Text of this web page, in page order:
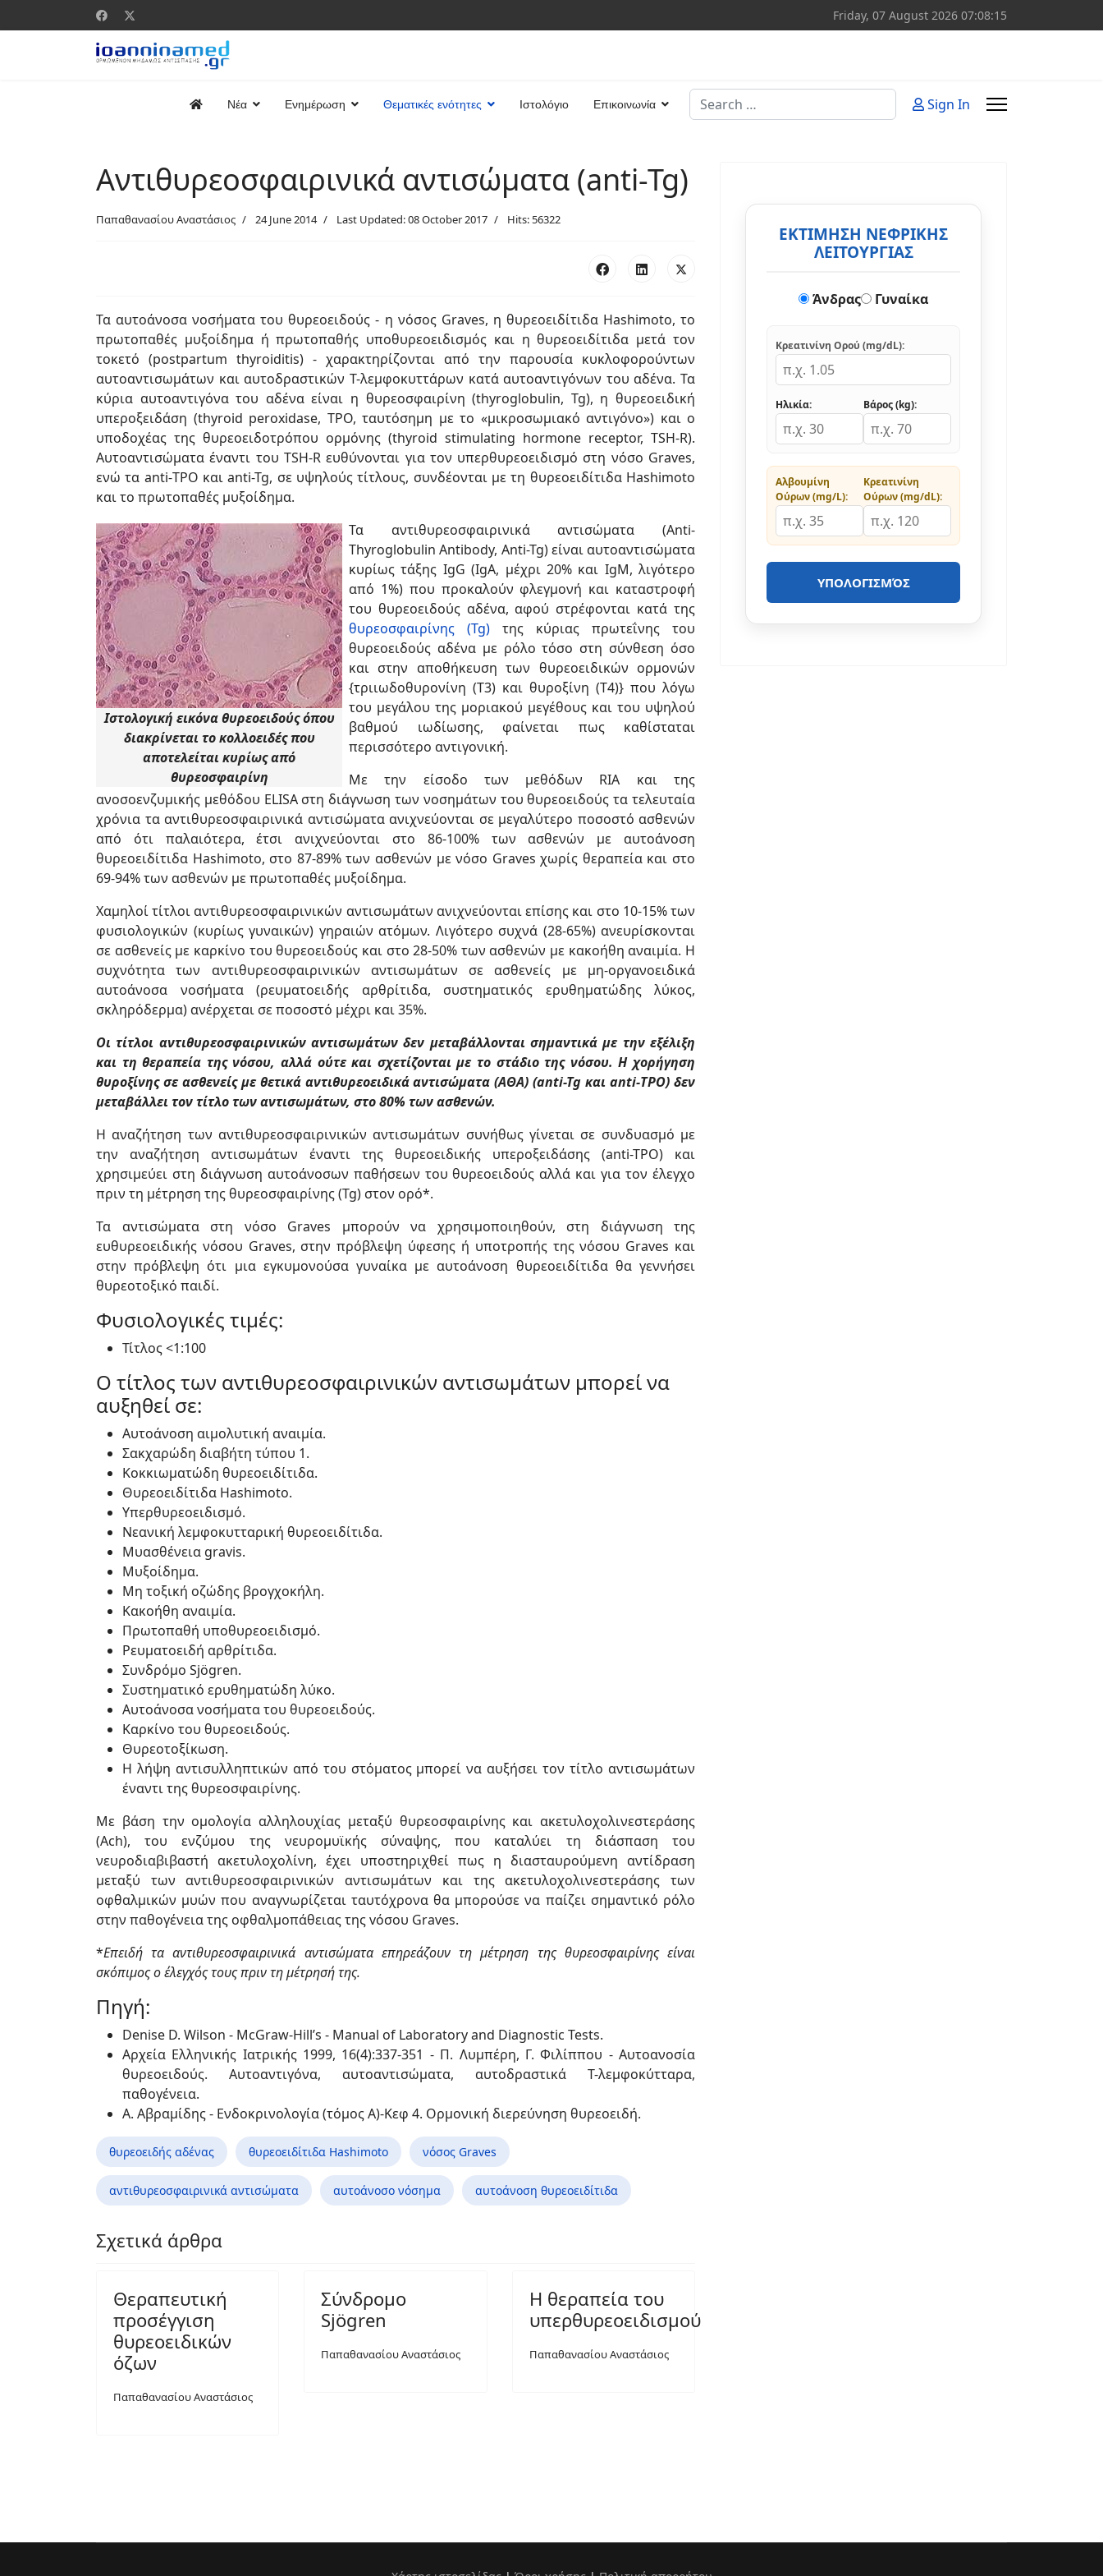
Friday, 07 August 2026 07:08:16
Νέα Ενημέρωση Θεματικές ενότητες Ιστολόγιο Επικοινωνία
Search
Sign In
Αντιθυρεοσφαιρινικά αντισώματα (anti-Tg)
Παπαθανασίου Αναστάσιος 24 June 2014 Last Updated: 08 October 2017 Hits: 56322
Τα αυτοάνοσα νοσήματα του θυρεοειδούς - η νόσος Graves, η θυρεοειδίτιδα Hashimoto, το
πρωτοπαθές μυξοίδημα ή πρωτοπαθής υποθυρεοειδισμός και η θυρεοειδίτιδα μετά τον
τοκετό (postpartum thyroiditis) - χαρακτηρίζονται από την παρουσία κυκλοφορούντων
αυτοαντισωμάτων και αυτοδραστικών Τ-λεμφοκυττάρων κατά αυτοαντιγόνων του αδένα. Τα
κύρια αυτοαντιγόνα του αδένα είναι η θυρεοσφαιρίνη (thyroglobulin, Tg), η θυρεοειδική
υπεροξειδάση (thyroid peroxidase, TPO, ταυτόσημη με το «μικροσωμιακό αντιγόνο») και ο
υποδοχέας της θυρεοειδοτρόπου ορμόνης (thyroid stimulating hormone receptor, TSH-R).
Αυτοαντισώματα έναντι του TSH-R ευθύνονται για τον υπερθυρεοειδισμό στη νόσο Graves,
ενώ τα anti-ΤΡΟ και anti-Tg, σε υψηλούς τίτλους, συνδέονται με τη θυρεοειδίτιδα Hashimoto
και το πρωτοπαθές μυξοίδημα.
Ιστολογική εικόνα θυρεοειδούς όπου
διακρίνεται το κολλοειδές που
αποτελείται κυρίως από
θυρεοσφαιρίνη
Τα αντιθυρεοσφαιρινικά αντισώματα (Anti-
Thyroglobulin Antibody, Anti-Tg) είναι αυτοαντισώματα
κυρίως τάξης IgG (IgA, μέχρι 20% και IgM, λιγότερο
από 1%) που προκαλούν φλεγμονή και καταστροφή
του θυρεοειδούς αδένα, αφού στρέφονται κατά της
θυρεοσφαιρίνης (Tg) της κύριας πρωτεΐνης του
θυρεοειδούς αδένα με ρόλο τόσο στη σύνθεση όσο
και στην αποθήκευση των θυρεοειδικών ορμονών
{τριιωδοθυρονίνη (Τ3) και θυροξίνη (Τ4)} που λόγω
του μεγάλου της μοριακού μεγέθους και του υψηλού
βαθμού ιωδίωσης, φαίνεται πως καθίσταται
περισσότερο αντιγονική.
Με την είσοδο των μεθόδων RIA και της
ανοσοενζυμικής μεθόδου ELISA στη διάγνωση των νοσημάτων του θυρεοειδούς τα τελευταία
χρόνια τα αντιθυρεοσφαιρινικά αντισώματα ανιχνεύονται σε μεγαλύτερο ποσοστό ασθενών
από ότι παλαιότερα, έτσι ανιχνεύονται στο 86-100% των ασθενών με αυτοάνοση
θυρεοειδίτιδα Hashimoto, στο 87-89% των ασθενών με νόσο Graves χωρίς θεραπεία και στο
69-94% των ασθενών με πρωτοπαθές μυξοίδημα.
Χαμηλοί τίτλοι αντιθυρεοσφαιρινικών αντισωμάτων ανιχνεύονται επίσης και στο 10-15% των
φυσιολογικών (κυρίως γυναικών) γηραιών ατόμων. Λιγότερο συχνά (28-65%) ανευρίσκονται
σε ασθενείς με καρκίνο του θυρεοειδούς και στο 28-50% των ασθενών με κακοήθη αναιμία. Η
συχνότητα των αντιθυρεοσφαιρινικών αντισωμάτων σε ασθενείς με μη-οργανοειδικά
αυτοάνοσα νοσήματα (ρευματοειδής αρθρίτιδα, συστηματικός ερυθηματώδης λύκος,
σκληρόδερμα) ανέρχεται σε ποσοστό μέχρι και 35%.
Οι τίτλοι αντιθυρεοσφαιρινικών αντισωμάτων δεν μεταβάλλονται σημαντικά με την εξέλιξη
και τη θεραπεία της νόσου, αλλά ούτε και σχετίζονται με το στάδιο της νόσου. Η χορήγηση
θυροξίνης σε ασθενείς με θετικά αντιθυρεοειδικά αντισώματα (ΑΘΑ) (anti-Tg και anti-ΤΡΟ) δεν
μεταβάλλει τον τίτλο των αντισωμάτων, στο 80% των ασθενών.
Η αναζήτηση των αντιθυρεοσφαιρινικών αντισωμάτων συνήθως γίνεται σε συνδυασμό με
την αναζήτηση αντισωμάτων έναντι της θυρεοειδικής υπεροξειδάσης (anti-TPO) και
χρησιμεύει στη διάγνωση αυτοάνοσων παθήσεων του θυρεοειδούς αλλά και για τον έλεγχο
πριν τη μέτρηση της θυρεοσφαιρίνης (Tg) στον ορό*.
Τα αντισώματα στη νόσο Graves μπορούν να χρησιμοποιηθούν, στη διάγνωση της
ευθυρεοειδικής νόσου Graves, στην πρόβλεψη ύφεσης ή υποτροπής της νόσου Graves και
στην πρόβλεψη ότι μια εγκυμονούσα γυναίκα με αυτοάνοση θυρεοειδίτιδα θα γεννήσει
θυρεοτοξικό παιδί.
Φυσιολογικές τιμές:
Τίτλος <1:100
Ο τίτλος των αντιθυρεοσφαιρινικών αντισωμάτων μπορεί να
αυξηθεί σε:
Αυτοάνοση αιμολυτική αναιμία.
Σακχαρώδη διαβήτη τύπου 1.
Κοκκιωματώδη θυρεοειδίτιδα.
Θυρεοειδίτιδα Hashimoto.
Υπερθυρεοειδισμό.
Νεανική λεμφοκυτταρική θυρεοειδίτιδα.
Μυασθένεια gravis.
Μυξοίδημα.
Μη τοξική οζώδης βρογχοκήλη.
Κακοήθη αναιμία.
Πρωτοπαθή υποθυρεοειδισμό.
Ρευματοειδή αρθρίτιδα.
Συνδρόμο Sjögren.
Συστηματικό ερυθηματώδη λύκο.
Αυτοάνοσα νοσήματα του θυρεοειδούς.
Καρκίνο του θυρεοειδούς.
Θυρεοτοξίκωση.
Η λήψη αντισυλληπτικών από του στόματος μπορεί να αυξήσει τον τίτλο αντισωμάτων
έναντι της θυρεοσφαιρίνης.
Με βάση την ομολογία αλληλουχίας μεταξύ θυρεοσφαιρίνης και ακετυλοχολινεστεράσης
(Ach), του ενζύμου της νευρομυϊκής σύναψης, που καταλύει τη διάσπαση του
νευροδιαβιβαστή ακετυλοχολίνη, έχει υποστηριχθεί πως η διασταυρούμενη αντίδραση
μεταξύ των αντιθυρεοσφαιρινικών αντισωμάτων και της ακετυλοχολινεστεράσης των
οφθαλμικών μυών που αναγνωρίζεται ταυτόχρονα θα μπορούσε να παίζει σημαντικό ρόλο
στην παθογένεια της οφθαλμοπάθειας της vόσου Graves.
*Επειδή τα αντιθυρεοσφαιρινικά αντισώματα επηρεάζουν τη μέτρηση της θυρεοσφαιρίνης είναι
σκόπιμος ο έλεγχός τους πριν τη μέτρησή της.
Πηγή:
Denise D. Wilson - McGraw-Hill’s - Manual of Laboratory and Diagnostic Tests.
Αρχεία Ελληνικής Ιατρικής 1999, 16(4):337-351 - Π. Λυμπέρη, Γ. Φιλίππου - Αυτοανοσία
θυρεοειδούς. Αυτοαντιγόνα, αυτοαντισώματα, αυτοδραστικά Τ-λεμφοκύτταρα,
παθογένεια.
Α. Αβραμίδης - Ενδοκρινολογία (τόμος Α)-Κεφ 4. Ορμονική διερεύνηση θυρεοειδή.
θυρεοειδής αδένας θυρεοειδίτιδα Hashimoto νόσος Graves
αντιθυρεοσφαιρινικά αντισώματα αυτοάνοσο νόσημα αυτοάνοση θυρεοειδίτιδα
Σχετικά άρθρα
Θεραπευτική
προσέγγιση
θυρεοειδικών
όζων
Παπαθανασίου Αναστάσιος
Σύνδρομο
Sjögren
Παπαθανασίου Αναστάσιος
Η θεραπεία του
υπερθυρεοειδισμού
Παπαθανασίου Αναστάσιος
ΕΚΤΙΜΗΣΗ ΝΕΦΡΙΚΗΣ
ΛΕΙΤΟΥΡΓΙΑΣ
Άνδρας Γυναίκα
Κρεατινίνη Ορού (mg/dL):
Ηλικία: Βάρος (kg):
Αλβουμίνη
Ούρων (mg/L):
Κρεατινίνη
Ούρων (mg/dL):
ΥΠΟΛΟΓΙΣΜΌΣ